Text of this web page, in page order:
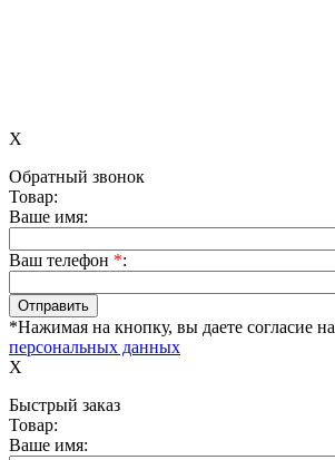
X
Обратный звонок
Товар:
Ваше имя:
Ваш телефон *:
*Нажимая на кнопку, вы даете согласие на
персональных данных
X
Быстрый заказ
Товар:
Ваше имя: